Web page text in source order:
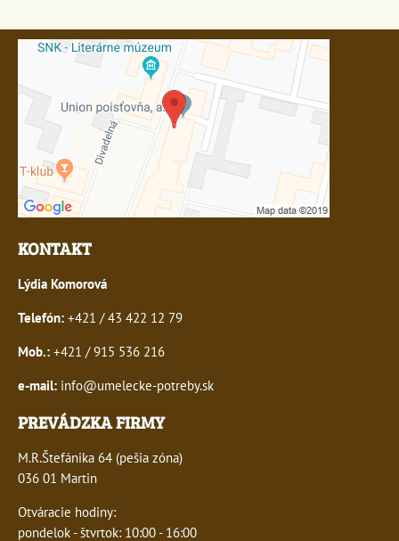
KONTAKT
Lýdia Komorová
Telefón: +421 / 43 422 12 79
Mob.: +421 / 915 536 216
e-mail: info@umelecke-potreby.sk
PREVÁDZKA FIRMY
M.R.Štefánika 64 (pešia zóna)
036 01 Martin
Otváracie hodiny:
pondelok - štvrtok: 10:00 - 16:00